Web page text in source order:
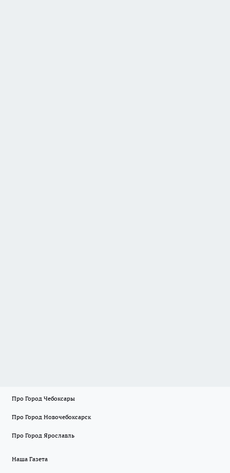
Про Город Чебоксары
Про Город Новочебоксарск
Про Город Ярославль
Наша Газета